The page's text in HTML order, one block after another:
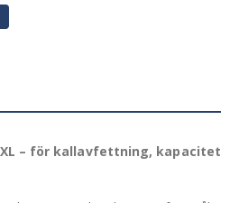
– för kallavfettning, kapacitet